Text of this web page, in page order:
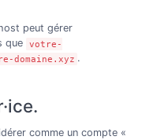
peut gérer
que
votre-
domaine.xyz .
comme un compte «